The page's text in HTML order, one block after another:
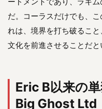
だ。コーラスだけでも、
れは、境界を打ち破ること
文化を前進させることだと
Eric B以来の
Big Ghost Ltd